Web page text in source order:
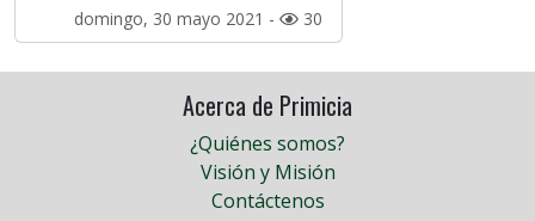
domingo, 30 mayo 2021 - 30
Acerca de Primicia
¿Quiénes somos?
Visión y Misión
Contáctenos